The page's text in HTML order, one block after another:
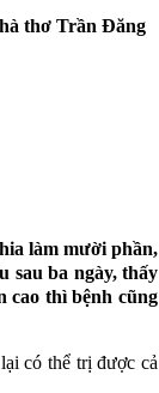
thơ Trần Đăng
làm mười phần,
sau ba ngày, thấy
cao thì bệnh cũng
có thể trị được cả